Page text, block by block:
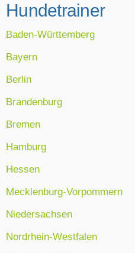
Hundetrainer
Baden-Württemberg
Bayern
Berlin
Brandenburg
Bremen
Hamburg
Hessen
Mecklenburg-Vorpommern
Niedersachsen
Nordrhein-Westfalen